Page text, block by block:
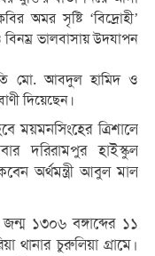
অমর সৃষ্টি ‘বিদ্রোহী’
ভালবাসায় উদযাপন
মো. আবদুল হামিদ ও
দিয়েছেন।
ময়মনসিংহের ত্রিশালে
দরিরামপুর হাইস্কুল
অর্থমন্ত্রী আবুল মাল
১৩০৬ বঙ্গাব্দের ১১
থানার চুরুলিয়া গ্রামে।